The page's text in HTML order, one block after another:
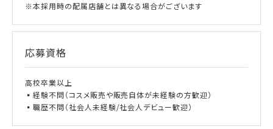
※本採用時の配属店舗とは異なる場合がございます
応募資格
高校卒業以上
▪経験不問（コスメ販売や販売自体が未経験の方歓迎）
▪職歴不問（社会人未経験/社会人デビュー歓迎）